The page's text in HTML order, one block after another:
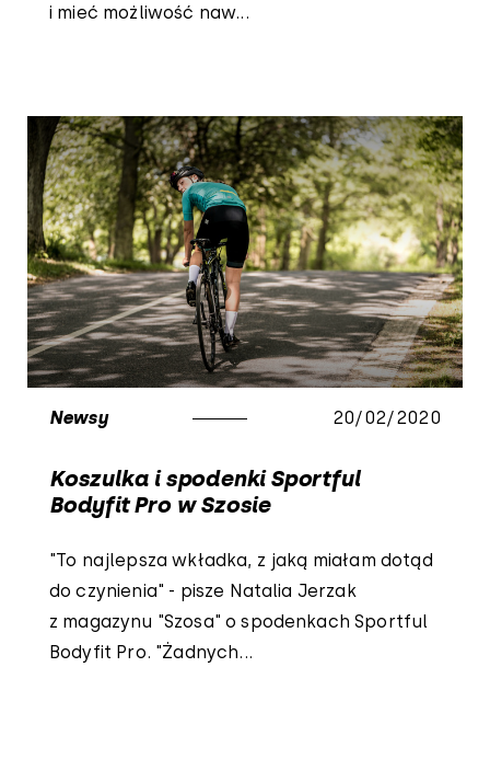
i mieć możliwość naw...
Newsy 20/02/2020
Koszulka i spodenki Sportful
Bodyfit Pro w Szosie
"To najlepsza wkładka, z jaką miałam dotąd
do czynienia" - pisze Natalia Jerzak
z magazynu "Szosa" o spodenkach Sportful
Bodyfit Pro. "Żadnych...